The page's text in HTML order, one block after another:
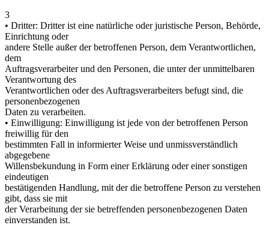
3
• Dritter: Dritter ist eine natürliche oder juristische Person, Behörde,
Einrichtung oder
andere Stelle außer der betroffenen Person, dem Verantwortlichen,
dem
Auftragsverarbeiter und den Personen, die unter der unmittelbaren
Verantwortung des
Verantwortlichen oder des Auftragsverarbeiters befugt sind, die
personenbezogenen
Daten zu verarbeiten.
• Einwilligung: Einwilligung ist jede von der betroffenen Person
freiwillig für den
bestimmten Fall in informierter Weise und unmissverständlich
abgegebene
Willensbekundung in Form einer Erklärung oder einer sonstigen
eindeutigen
bestätigenden Handlung, mit der die betroffene Person zu verstehen
gibt, dass sie mit
der Verarbeitung der sie betreffenden personenbezogenen Daten
einverstanden ist.